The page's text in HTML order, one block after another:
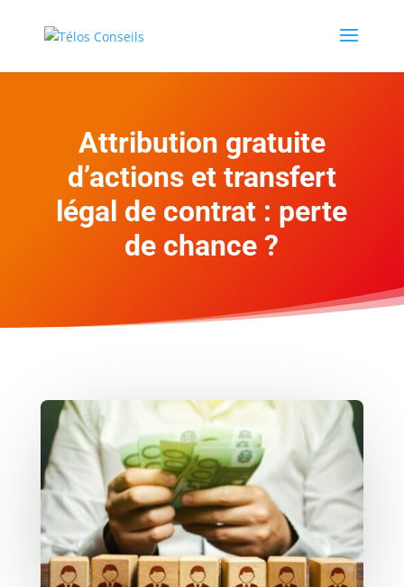
Attribution gratuite
d’actions et transfert
légal de contrat : perte
de chance ?